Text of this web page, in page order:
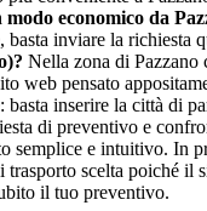
economico da
basta inviare la richiesta
Nella zona di
web pensato
inserire la città di
di preventivo e
e intuitivo. In
scelta poiché
il tuo preventivo.